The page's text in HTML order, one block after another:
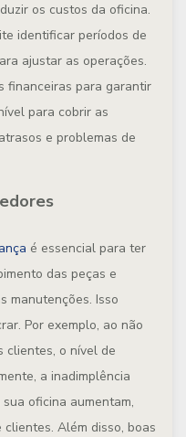
os custos da oficina.
identificar períodos de
ajustar as operações.
financeiras para garantir
para cobrir as
e problemas de
é essencial para ter
das peças e
manutenções. Isso
Por exemplo, ao não
clientes, o nível de
a inadimplência
oficina aumentam,
clientes. Além disso, boas